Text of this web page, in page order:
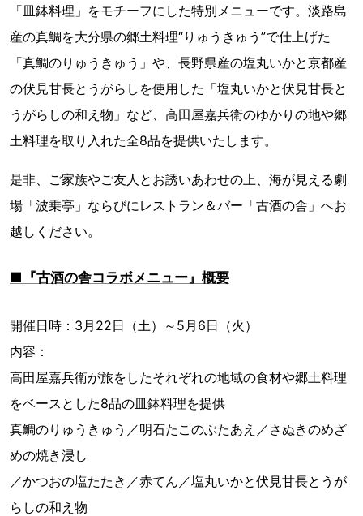
「皿鉢料理」をモチーフにした特別メニューです。淡路島
産の真鯛を大分県の郷土料理“りゅうきゅう”で仕上げた
「真鯛のりゅうきゅう」や、長野県産の塩丸いかと京都産
の伏見甘長とうがらしを使用した「塩丸いかと伏見甘長と
うがらしの和え物」など、高田屋嘉兵衛のゆかりの地や郷
土料理を取り入れた全8品を提供いたします。
是非、ご家族やご友人とお誘いあわせの上、海が見える劇
場「波乗亭」ならびにレストラン＆バー「古酒の舎」へお
越しください。
■『古酒の舎コラボメニュー』概要
開催日時：3月22日（土）～5月6日（火）
内容：
高田屋嘉兵衛が旅をしたそれぞれの地域の食材や郷土料理
をベースとした8品の皿鉢料理を提供
真鯛のりゅうきゅう／明石たこのぶたあえ／さぬきのめざ
めの焼き浸し
／かつおの塩たたき／赤てん／塩丸いかと伏見甘長とうが
らしの和え物